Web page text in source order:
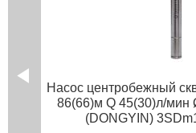
Насос центробежный
86(66)м Q 45(30)л/
(DONGYIN)